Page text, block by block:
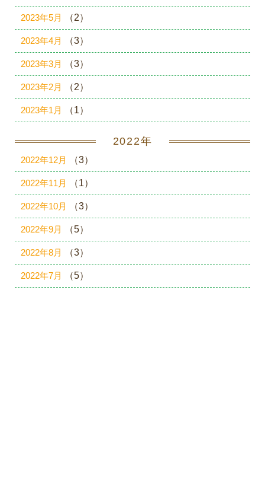
2023年5月 （2）
2023年4月 （3）
2023年3月 （3）
2023年2月 （2）
2023年1月 （1）
2022年
2022年12月 （3）
2022年11月 （1）
2022年10月 （3）
2022年9月 （5）
2022年8月 （3）
2022年7月 （5）